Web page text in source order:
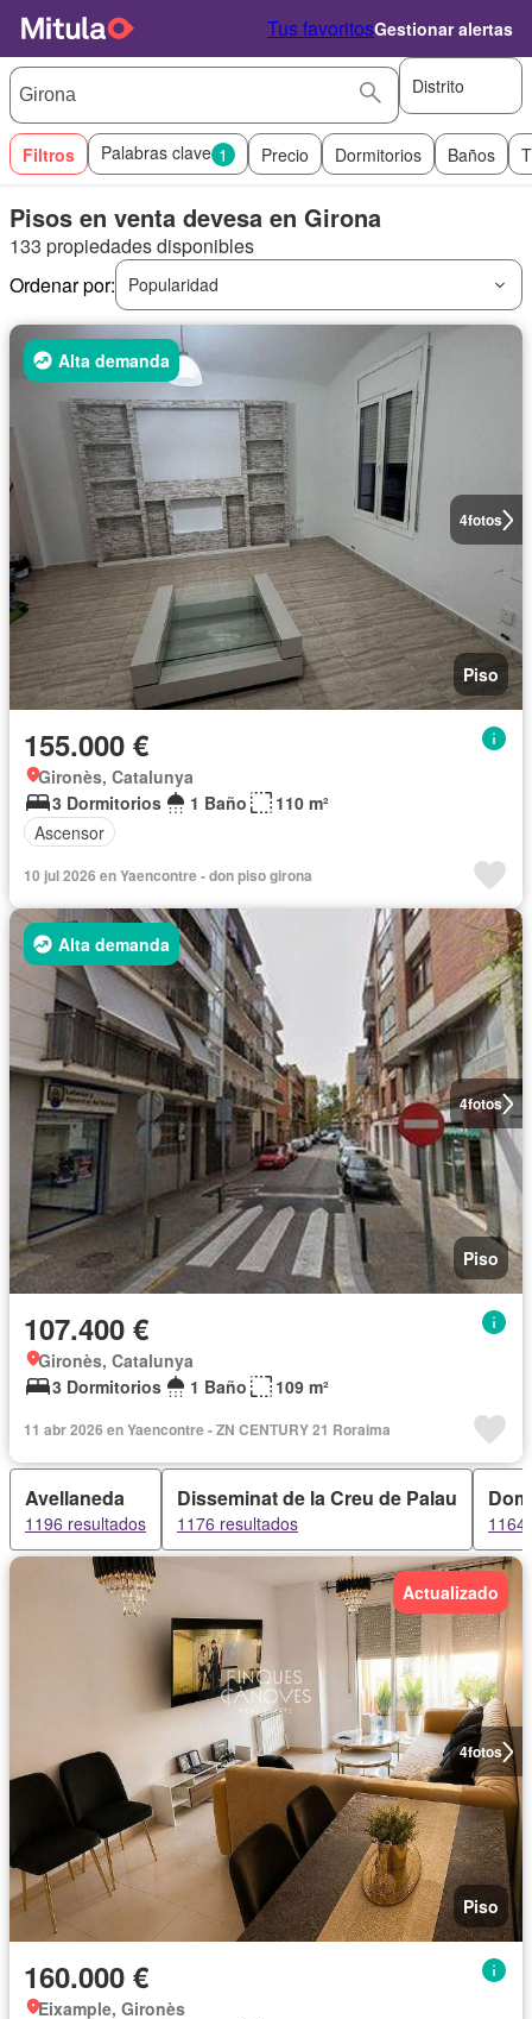
Tus favoritosGestionar alertas
Distrito
Filtros Palabras clave 1 Precio Dormitorios Baños
Pisos en venta devesa en Girona
133 propiedades disponibles
Ordenar por:
Popularidad
4fotos
Alta demanda
Piso
155.000 €
Gironès, Catalunya
3 Dormitorios
1 Baño
110 m²
Ascensor
10 jul 2026 en Yaencontre - don piso girona
4fotos
Alta demanda
Piso
107.400 €
Gironès, Catalunya
3 Dormitorios
1 Baño 109 m²
11 abr 2026 en Yaencontre - ZN CENTURY 21 Roraima
Avellaneda
1196 resultados
Disseminat de la Creu de Palau
1176 resultados 1164
4fotos
Actualizado
Piso
160.000 €
Eixample, Gironès